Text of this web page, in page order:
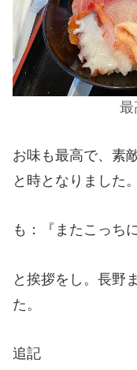
最
お味も最高で、素
と時となりました。
も：『またこっち
と挨拶をし。長野
た。
追記